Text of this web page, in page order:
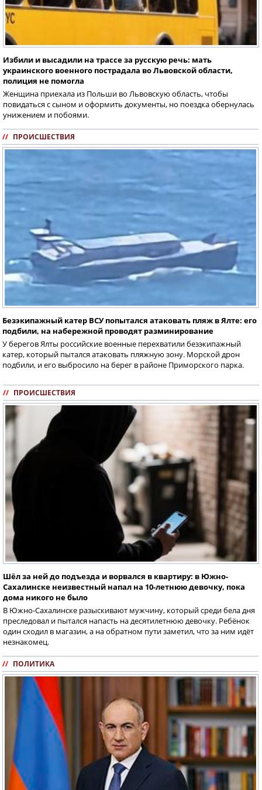
Избили и высадили на трассе за русскую речь: мать
украинского военного пострадала во Львовской области,
полиция не помогла
Женщина приехала из Польши во Львовскую область, чтобы
повидаться с сыном и оформить документы, но поездка обернулась
унижением и побоями.
// ПРОИСШЕСТВИЯ
Безэкипажный катер ВСУ попытался атаковать пляж в Ялте: его
подбили, на набережной проводят разминирование
У берегов Ялты российские военные перехватили безэкипажный
катер, который пытался атаковать пляжную зону. Морской дрон
подбили, и его выбросило на берег в районе Приморского парка.
// ПРОИСШЕСТВИЯ
Шёл за ней до подъезда и ворвался в квартиру: в Южно-
Сахалинске неизвестный напал на 10-летнюю девочку, пока
дома никого не было
В Южно-Сахалинске разыскивают мужчину, который среди бела дня
преследовал и пытался напасть на десятилетнюю девочку. Ребёнок
один сходил в магазин, а на обратном пути заметил, что за ним идёт
незнакомец.
// ПОЛИТИКА